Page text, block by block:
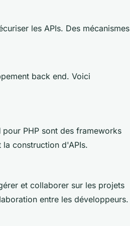
les APIs. Des mécanismes
back end. Voici
pour PHP sont des frameworks
construction d'APIs.
et collaborer sur les projets
entre les développeurs.